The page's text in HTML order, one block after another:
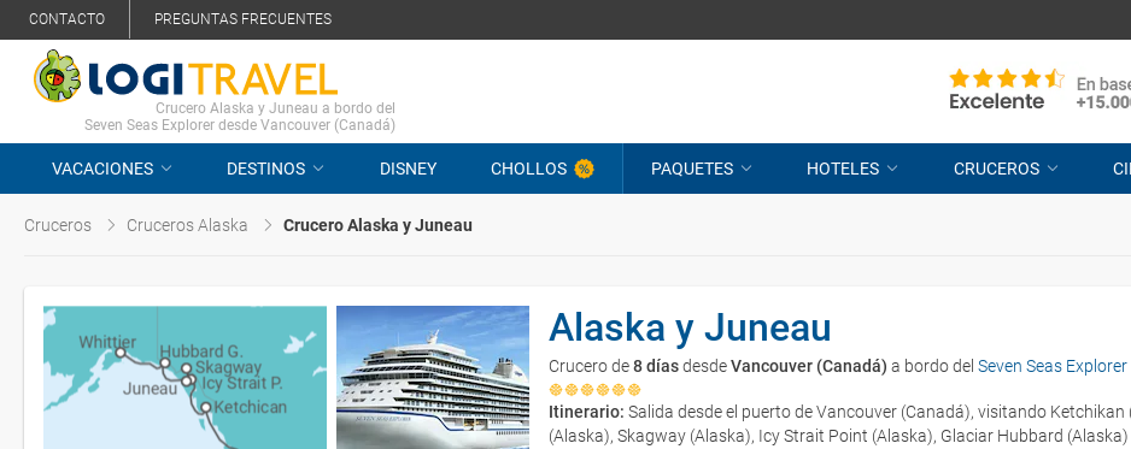
CONTACTO PREGUNTAS FRECUENTES
Crucero Alaska y Juneau a bordo del
Seven Seas Explorer desde Vancouver (Canadá)
VACACIONES DESTINOS DISNEY CHOLLOS PAQUETES HOTELES CRUCEROS
Cruceros Cruceros Alaska Crucero Alaska y Juneau
Alaska y Juneau
Crucero de8 díasdesdeVancouver (Canadá) a bordo del Seven Seas Explorer
Itinerario: Salida desde el puerto de Vancouver (Canadá), visitando Ketchikan
(Alaska), Skagway (Alaska), Icy Strait Point (Alaska), Glaciar Hubbard